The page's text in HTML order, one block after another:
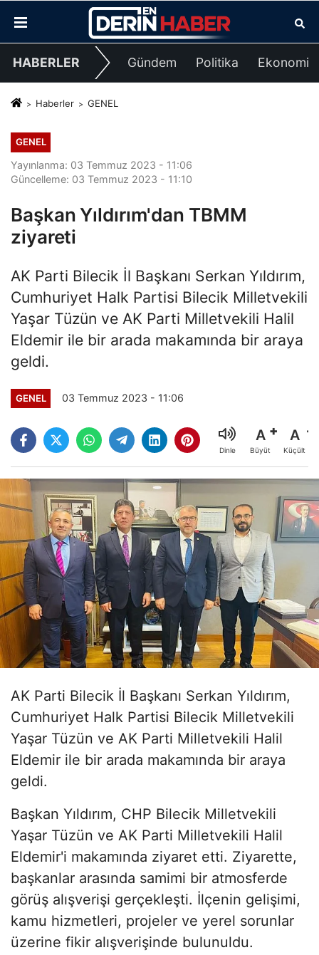
HABERLER Gündem Politika Ekonomi
Haberler GENEL
GENEL
Yayınlanma: 03 Temmuz 2023 - 11:06
Güncelleme: 03 Temmuz 2023 - 11:10
Başkan Yıldırım'dan TBMM
ziyareti
AK Parti Bilecik İl Başkanı Serkan Yıldırım,
Cumhuriyet Halk Partisi Bilecik Milletvekili
Yaşar Tüzün ve AK Parti Milletvekili Halil
Eldemir ile bir arada makamında bir araya
geldi.
GENEL 03 Temmuz 2023 - 11:06
Dinle
A
Büyüt
A
Küçült
AK Parti Bilecik İl Başkanı Serkan Yıldırım,
Cumhuriyet Halk Partisi Bilecik Milletvekili
Yaşar Tüzün ve AK Parti Milletvekili Halil
Eldemir ile bir arada makamında bir araya
geldi.
Başkan Yıldırım, CHP Bilecik Milletvekili
Yaşar Tüzün ve AK Parti Milletvekili Halil
Eldemir'i makamında ziyaret etti. Ziyarette,
başkanlar arasında samimi bir atmosferde
görüş alışverişi gerçekleşti. İlçenin gelişimi,
kamu hizmetleri, projeler ve yerel sorunlar
üzerine fikir alışverişinde bulunuldu.